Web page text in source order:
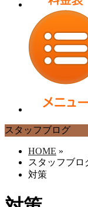
スタッフブログ
HOME »
スタッフブロ
対策